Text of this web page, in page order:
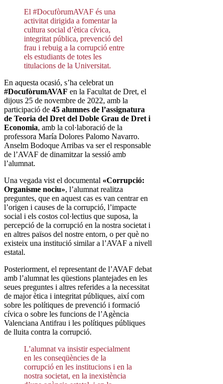
El #DocufòrumAVAF és una
activitat dirigida a fomentar la
cultura social d’ètica cívica,
integritat pública, prevenció del
frau i rebuig a la corrupció entre
els estudiants de totes les
titulacions de la Universitat.
En aquesta ocasió, s’ha celebrat un
#DocufòrumAVAF en la Facultat de Dret, el
dijous 25 de novembre de 2022, amb la
participació de 45 alumnes de l’assignatura
de Teoria del Dret del Doble Grau de Dret i
Economia, amb la col·laboració de la
professora María Dolores Palomo Navarro.
Anselm Bodoque Arribas va ser el responsable
de l’AVAF de dinamitzar la sessió amb
l’alumnat.
Una vegada vist el documental «Corrupció:
Organisme nociu», l’alumnat realitza
preguntes, que en aquest cas es van centrar en
l’origen i causes de la corrupció, l’impacte
social i els costos col·lectius que suposa, la
percepció de la corrupció en la nostra societat i
en altres països del nostre entorn, o per què no
existeix una institució similar a l’AVAF a nivell
estatal.
Posteriorment, el representant de l’AVAF debat
amb l’alumnat les qüestions plantejades en les
seues preguntes i altres referides a la necessitat
de major ètica i integritat públiques, així com
sobre les polítiques de prevenció i formació
cívica o sobre les funcions de l’Agència
Valenciana Antifrau i les polítiques públiques
de lluita contra la corrupció.
L’alumnat va insistir especialment
en les conseqüències de la
corrupció en les institucions i en la
nostra societat, en la inexistència